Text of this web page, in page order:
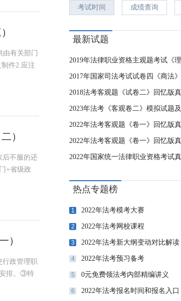
由有关部门
件2.应注
）
后不服的还
+省级政
）
行政管理职
排。③特
考试时间 成绩查询
最新试题
热点专题榜
1 2022年法考模考大赛
2 2022年法考网校课程
3 2022年法考新大纲变动对比解读
4 2022年法考预习备考
5 0元免费领法考内部精编讲义
6 2022年法考报名时间和报名入口